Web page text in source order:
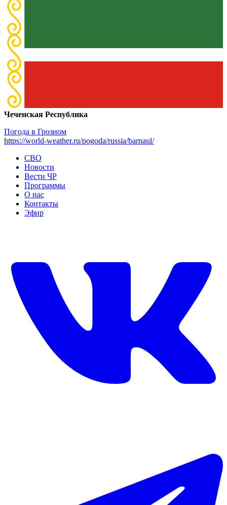
Чеченская Республика
Погода в Грозном
https://world-weather.ru/pogoda/russia/barnaul/
СВО
Новости
Вести ЧР
Программы
О нас
Контакты
Эфир